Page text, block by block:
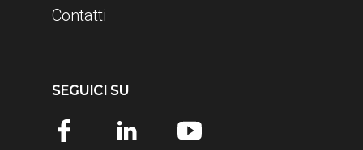
Contatti
SEGUICI SU